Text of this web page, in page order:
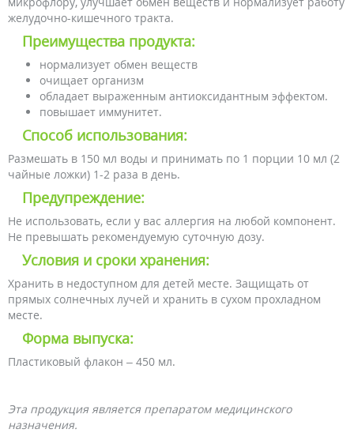
желудочно-кишечного тракта.
Преимущества продукта:
нормализует обмен веществ
очищает организм
обладает выраженным антиоксидантным эффектом.
повышает иммунитет.
Способ использования:
Размешать в 150 мл воды и принимать по 1 порции 10 мл (2
чайные ложки) 1-2 раза в день.
Предупреждение:
Не использовать, если у вас аллергия на любой компонент.
Не превышать рекомендуемую суточную дозу.
Условия и сроки хранения:
Хранить в недоступном для детей месте. Защищать от
прямых солнечных лучей и хранить в сухом прохладном
месте.
Форма выпуска:
Пластиковый флакон – 450 мл.
Эта продукция является препаратом медицинского
назначения.